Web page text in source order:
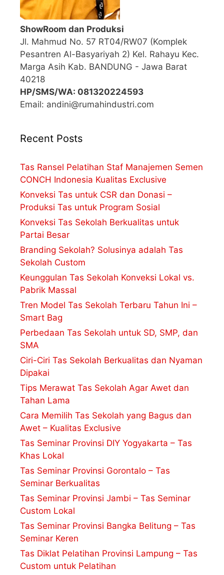
ShowRoom dan Produksi
Jl. Mahmud No. 57 RT04/RW07 (Komplek
Pesantren Al-Basyariyah 2) Kel. Rahayu Kec.
Marga Asih Kab. BANDUNG - Jawa Barat
40218
HP/SMS/WA: 081320224593
Email: andini@rumahindustri.com
Recent Posts
Tas Ransel Pelatihan Staf Manajemen Semen
CONCH Indonesia Kualitas Exclusive
Konveksi Tas untuk CSR dan Donasi –
Produksi Tas untuk Program Sosial
Konveksi Tas Sekolah Berkualitas untuk
Partai Besar
Branding Sekolah? Solusinya adalah Tas
Sekolah Custom
Keunggulan Tas Sekolah Konveksi Lokal vs.
Pabrik Massal
Tren Model Tas Sekolah Terbaru Tahun Ini –
Smart Bag
Perbedaan Tas Sekolah untuk SD, SMP, dan
SMA
Ciri-Ciri Tas Sekolah Berkualitas dan Nyaman
Dipakai
Tips Merawat Tas Sekolah Agar Awet dan
Tahan Lama
Cara Memilih Tas Sekolah yang Bagus dan
Awet – Kualitas Exclusive
Tas Seminar Provinsi DIY Yogyakarta – Tas
Khas Lokal
Tas Seminar Provinsi Gorontalo – Tas
Seminar Berkualitas
Tas Seminar Provinsi Jambi – Tas Seminar
Custom Lokal
Tas Seminar Provinsi Bangka Belitung – Tas
Seminar Keren
Tas Diklat Pelatihan Provinsi Lampung – Tas
Custom untuk Pelatihan